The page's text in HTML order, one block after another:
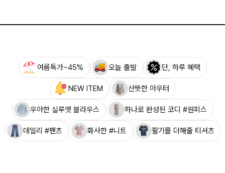
여름특가~45% 오늘 출발 단, 하루 혜택
NEW ITEM 산뜻한 아우터
우아한 실루엣 블라우스 하나로 완성된 코디 #원피스
데일리 #팬츠 화사한 #니트 활기를 더해줄 티셔츠